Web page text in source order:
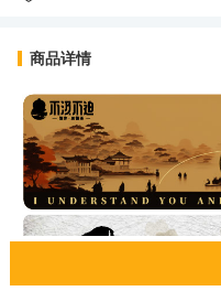
商品详情